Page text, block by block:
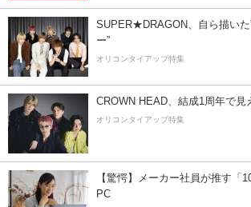
SUPER★DRAGON、自ら描いた
ー”
オリコンタイアップ特集
CROWN HEAD、結成1周年で見
オリコンタイアップ特集
【驚愕】メーカー社員が推す「
PC